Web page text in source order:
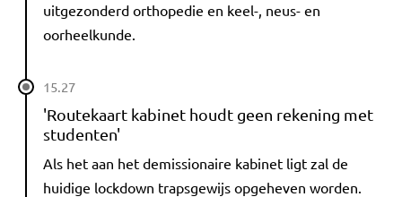
uitgezonderd orthopedie en keel-, neus- en
oorheelkunde.
15.27
'Routekaart kabinet houdt geen rekening met
studenten'
Als het aan het demissionaire kabinet ligt zal de
huidige lockdown trapsgewijs opgeheven worden.